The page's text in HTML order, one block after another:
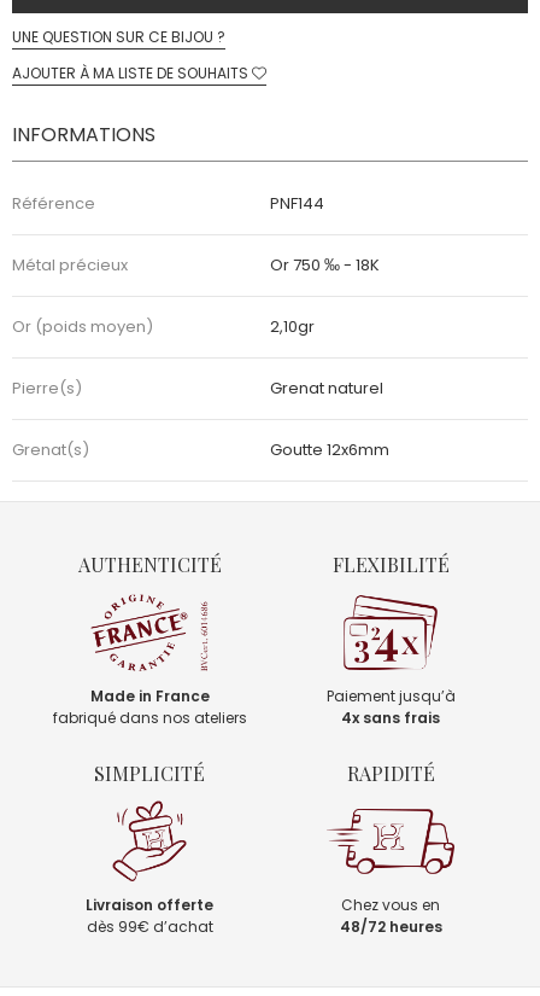
UNE QUESTION SUR CE BIJOU ?
AJOUTER À MA LISTE DE SOUHAITS
INFORMATIONS
Référence PNF144
Métal précieux Or 750 ‰ - 18K
Or (poids moyen) 2,10gr
Pierre(s) Grenat naturel
Grenat(s) Goutte 12x6mm
AUTHENTICITÉ
Made in France
fabriqué dans nos ateliers
FLEXIBILITÉ
Paiement jusqu’à
4x sans frais
SIMPLICITÉ
Livraison offerte
dès 99€ d’achat
RAPIDITÉ
Chez vous en
48/72 heures